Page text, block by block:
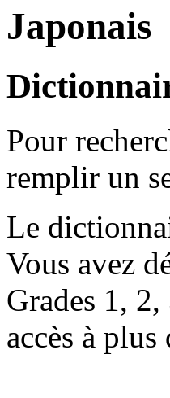
Japonais
Pour
remplir un
Le
Vous avez
Grades 1,
accès à